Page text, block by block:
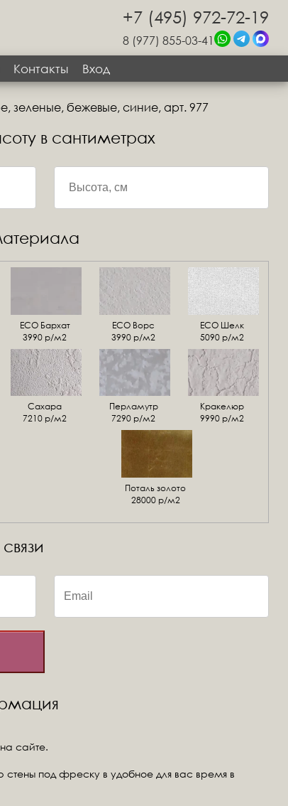
+7 (495) 972-72-19
8 (977) 855-03-41
Контакты Вход
зеленые, бежевые, синие, арт. 977
в сантиметрах
ECO Бархат
3990 р/м2
ЕСО Ворс
3990 р/м2
ЕСО Шелк
5090 р/м2
Сахара
7210 р/м2
Перламутр
7290 р/м2
Кракелюр
9990 р/м2
Поталь золото
28000 р/м2
сайте.
под фреску в удобное для вас время в